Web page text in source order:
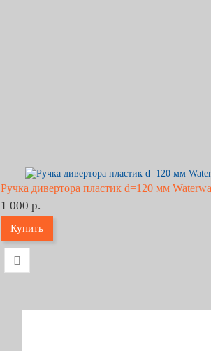
Ручка дивертора пластик d=120 мм
1 000 р.
Купить